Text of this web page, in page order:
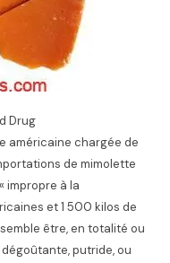
Drug
américaine chargée de
de mimolette
impropre à la
et 1 500 kilos de
être, en totalité ou
putride, ou